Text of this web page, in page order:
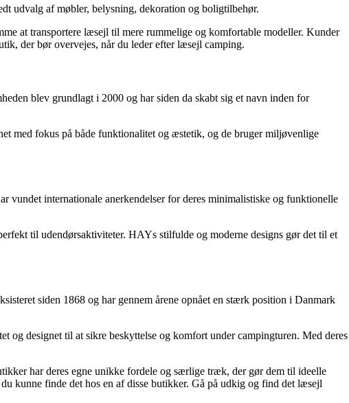
udvalg af møbler, belysning, dekoration og boligtilbehør.
at transportere læsejl til mere rummelige og komfortable modeller. Kunder
der bør overvejes, når du leder efter læsejl camping.
blev grundlagt i 2000 og har siden da skabt sig et navn inden for
med fokus på både funktionalitet og æstetik, og de bruger miljøvenlige
vundet internationale anerkendelser for deres minimalistiske og funktionelle
til udendørsaktiviteter. HAYs stilfulde og moderne designs gør det til et
siden 1868 og har gennem årene opnået en stærk position i Danmark
designet til at sikre beskyttelse og komfort under campingturen. Med deres
har deres egne unikke fordele og særlige træk, der gør dem til ideelle
kunne finde det hos en af disse butikker. Gå på udkig og find det læsejl